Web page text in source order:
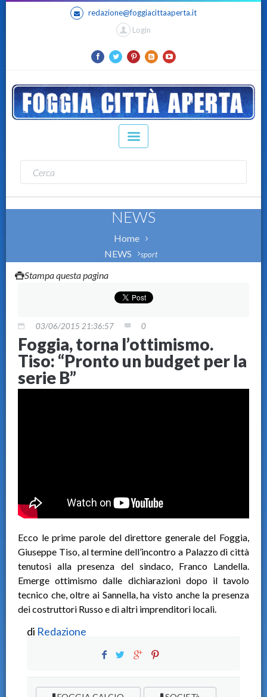
redazione@foggiacittaaperta.it
Login
NEWS
Home
NEWS
sport
Stampa questa pagina
03/06/2015 21:36:57 0
Foggia, torna l’ottimismo.
Tiso: “Pronto un budget per la
serie B”
Ecco le prime parole del direttore generale del Foggia,
Giuseppe Tiso, al termine dell’incontro a Palazzo di città
tenutosi alla presenza del sindaco, Franco Landella.
Emerge ottimismo dalle dichiarazioni dopo il tavolo
tecnico che, oltre ai Sannella, ha visto anche la presenza
dei costruttori Russo e di altri imprenditori locali.
di Redazione